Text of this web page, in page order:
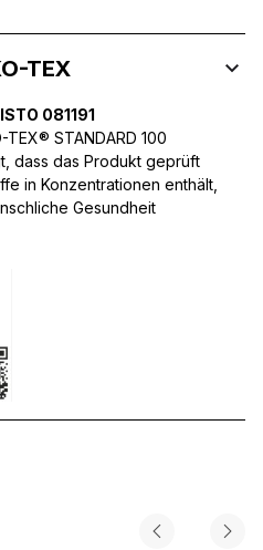
TEX
081191
STANDARD 100
dass das Produkt geprüft
in Konzentrationen enthält,
Gesundheit